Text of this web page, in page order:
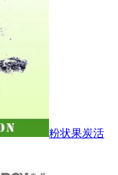
粉状果炭活